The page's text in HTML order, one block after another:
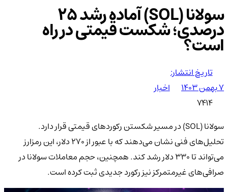
سولانا (SOL) آماده‌ رشد 25
درصدی؛ شکست قیمتی در راه
است؟
تاریخ انتشار:
۷ بهمن ۱۴۰۳
اخبار
7414
سولانا (SOL) در مسیر شکستن رکوردهای قیمتی قرار دارد.
تحلیل‌های فنی نشان می‌دهند که با عبور از ۲۷۰ دلار، این رمزارز
می‌تواند تا ۳۳۰ دلار رشد کند. همچنین، حجم معاملات سولانا در
صرافی‌های غیرمتمرکز نیز رکورد جدیدی ثبت کرده است.